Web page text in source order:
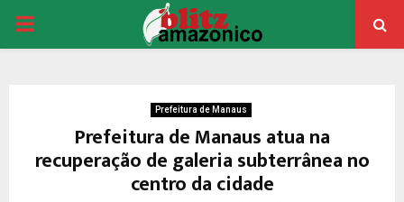
PRIMARY
Prefeitura de Manaus
Prefeitura de Manaus atua na
recuperação de galeria subterrânea no
centro da cidade